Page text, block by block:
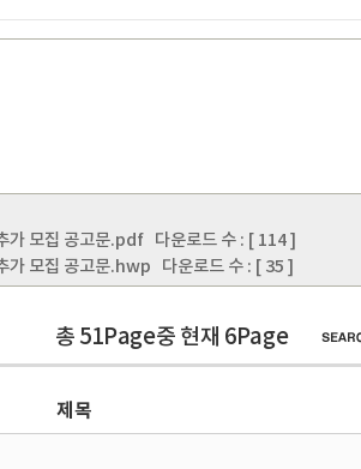
가 모집 공고문.pdf 다운로드 수 : [ 114 ]
가 모집 공고문.hwp 다운로드 수 : [ 35 ]
총 51Page중 현재 6Page
제목